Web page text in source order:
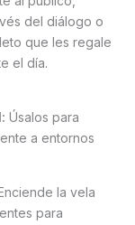
del diálogo o
que les regale
el día.
Úsalos para
a entornos
la vela
para